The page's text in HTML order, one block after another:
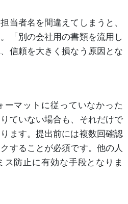
当者名を間違えてしまうと、
「別の会社用の書類を流用し
信頼を大きく損なう原因とな
ーマットに従っていなかった
ていない場合も、それだけで
ます。提出前には複数回確認
することが必須です。他の人
ス防止に有効な手段となりま